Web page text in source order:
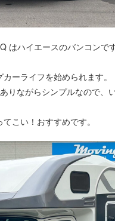
はハイエースのバンコンで
ーライフを始められます。
りながらシンプルなので、
こい！おすすめです。